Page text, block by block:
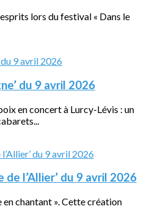
lors du festival « Dans le
du 9 avril 2026
en concert à Lurcy-Lévis : un
de l’Allier’ du 9 avril 2026
en chantant ». Cette création